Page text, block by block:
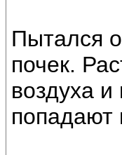
Пытался
почек.
воздуха
попадают